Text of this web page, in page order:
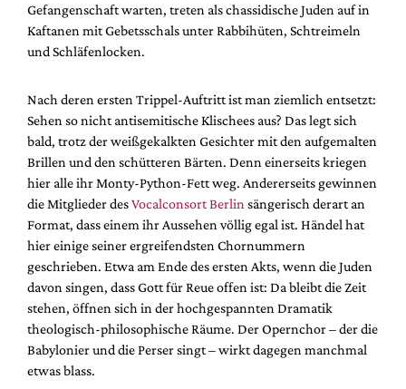
Gefangenschaft warten, treten als chassidische Juden auf in
Kaftanen mit Gebetsschals unter Rabbihüten, Schtreimeln
und Schläfenlocken.
Nach deren ersten Trippel-Auftritt ist man ziemlich entsetzt:
Sehen so nicht antisemitische Klischees aus? Das legt sich
bald, trotz der weißgekalkten Gesichter mit den aufgemalten
Brillen und den schütteren Bärten. Denn einerseits kriegen
hier alle ihr Monty-Python-Fett weg. Andererseits gewinnen
die Mitglieder desVocalconsort Berlin sängerisch derart an
Format, dass einem ihr Aussehen völlig egal ist. Händel hat
hier einige seiner ergreifendsten Chornummern
geschrieben. Etwa am Ende des ersten Akts, wenn die Juden
davon singen, dass Gott für Reue offen ist: Da bleibt die Zeit
stehen, öffnen sich in der hochgespannten Dramatik
theologisch-philosophische Räume. Der Opernchor – der die
Babylonier und die Perser singt – wirkt dagegen manchmal
etwas blass.